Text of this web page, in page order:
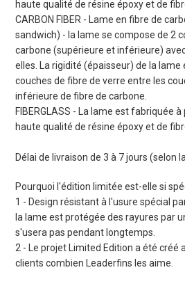
haute qualité de résine époxy et de
CARBON FIBER - Lame en fibre de
sandwich) - la lame se compose de 2
carbone (supérieure et inférieure)
elles. La rigidité (épaisseur) de la
couches de fibre de verre entre les
inférieure de fibre de carbone.
FIBERGLASS - La lame est fabriquée
haute qualité de résine époxy et de
Délai de livraison de 3 à 7 jours (selon
Pourquoi l'édition limitée est-elle si
1 - Design résistant à l'usure spécial
la lame est protégée des rayures par
s'usera pas pendant longtemps.
2 - Le projet Limited Edition a été créé
clients combien Leaderfins les aime.